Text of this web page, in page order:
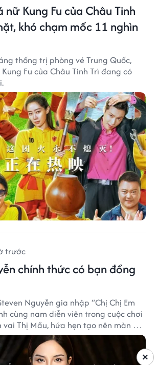
Kung Fu của Châu Tinh
khó chạm mốc 11 nghìn
thống trị phòng vé Trung Quốc,
Fu của Châu Tinh Trì đang có
trước
chính thức có bạn đồng
Nguyễn gia nhập “Chị Chị Em
cùng nam diễn viên trong cuộc chơi
vai Thị Mầu, hứa hẹn tạo nên màn kết
×